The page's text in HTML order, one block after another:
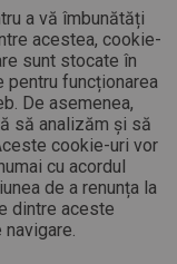
a vă îmbunătăți
acestea, cookie-
sunt stocate în
pentru funcționarea
De asemenea,
să analizăm și să
cookie-uri vor
cu acordul
de a renunța la
dintre aceste